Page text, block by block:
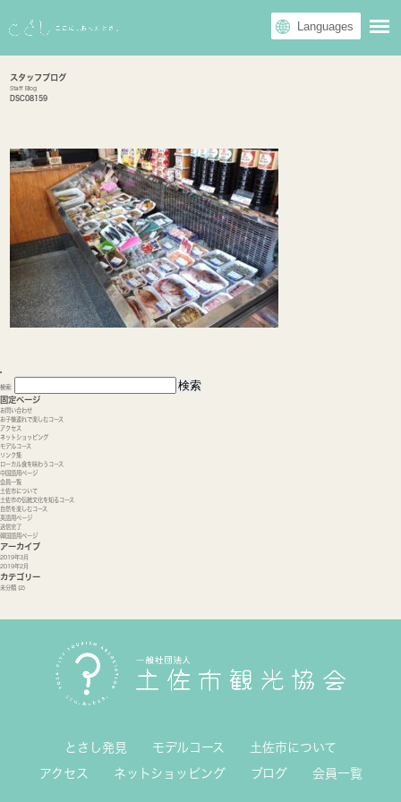
スタッフブログ
Staff Blog
DSC08159
検索:
固定ページ
お問い合わせ
お子様連れで楽しむコース
アクセス
ネットショッピング
モデルコース
リンク集
ローカル食を味わうコース
中国語用ページ
会員一覧
土佐市について
土佐市の伝統文化を知るコース
自然を楽しむコース
英語用ページ
送信完了
韓国語用ページ
アーカイブ
2019年3月
2019年2月
カテゴリー
未分類 (2)
とさし発見 モデルコース 土佐市について
アクセス ネットショッピング ブログ 会員一覧